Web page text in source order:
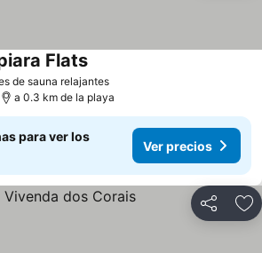
de sauna relajantesVer precios
FlatsVer precios
a 0.3 km de la playa
para ver los
Ver precios
Compartir